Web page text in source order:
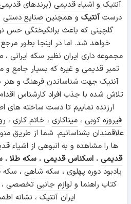
آنتیک و اشیاء قدیمی (برندهای
درستآنتیک و همچنینصنایع دستی
گلچینی که باعث برانگیختگی حس
خواهد شد. اما در اینجا بطور
مجموعه داری ایران نظیر سکه ایرانی ،
تمبر قدیمی و غیره که بسیار جامع و
آنتیک جهت شناساندن فرهنگ و هنر
تلاش شده با جذب افراد کارشناس
ارزنده نماییم تا دست ساخته های
فیروزه کوبی ،میناکاری ، خاتم کاری ،
علاقمندان بشناسانیم. شما از طریق
ها را مشاهده و به انبوهی از اشیاء
قدیمی ، اسکناس قدیمی ، سکه طلا ،
یادبود دوره پهلوی ، سکه شاهی ، سکه
کتاب راهنما و لوازم جانبی تخصصی ،
ایران آنتیک ، نشانه